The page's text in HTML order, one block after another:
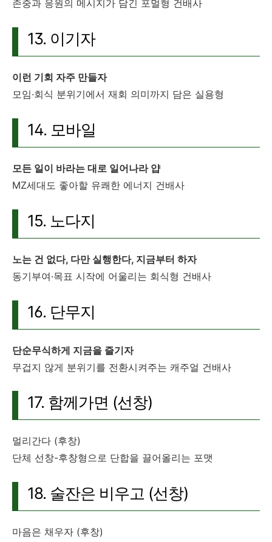
존중과 응원의 메시지가 담긴 포멀형 건배사
13. 이기자
이런 기회 자주 만들자
모임·회식 분위기에서 재회 의미까지 담은 실용형
14. 모바일
모든 일이 바라는 대로 일어나라 얍
MZ세대도 좋아할 유쾌한 에너지 건배사
15. 노다지
노는 건 없다, 다만 실행한다, 지금부터 하자
동기부여·목표 시작에 어울리는 회식형 건배사
16. 단무지
단순무식하게 지금을 즐기자
무겁지 않게 분위기를 전환시켜주는 캐주얼 건배사
17. 함께가면 (선창)
멀리간다 (후창)
단체 선창-후창형으로 단합을 끌어올리는 포맷
18. 술잔은 비우고 (선창)
마음은 채우자 (후창)